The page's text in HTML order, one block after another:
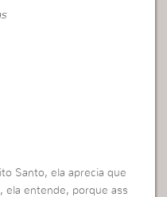
Santo, ela aprecia que
ela entende, porque ass